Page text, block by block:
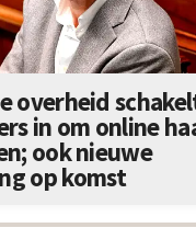
overheid
in om online
ook nieuwe
op komst